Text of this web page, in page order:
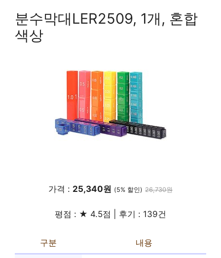
분수막대LER2509, 1개, 혼합
색상
가격 : 25,340원 (5% 할인) 26,730원
평점 : ★ 4.5점 | 후기 : 139건
구분 내용